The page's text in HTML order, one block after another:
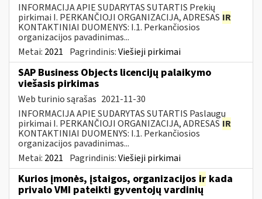
INFORMACIJA APIE SUDARYTAS SUTARTIS Prekių
pirkimai I. PERKANČIOJI ORGANIZACIJA, ADRESAS IR
KONTAKTINIAI DUOMENYS: I.1. Perkančiosios
organizacijos pavadinimas...
Metai: 2021 Pagrindinis:Viešieji pirkimai
SAP Business Objects licencijų palaikymo
viešasis pirkimas
Web turinio sąrašas 2021-11-30
INFORMACIJA APIE SUDARYTAS SUTARTIS Paslaugų
pirkimai I. PERKANČIOJI ORGANIZACIJA, ADRESAS IR
KONTAKTINIAI DUOMENYS: I.1. Perkančiosios
organizacijos pavadinimas...
Metai: 2021 Pagrindinis:Viešieji pirkimai
Kurios įmonės, įstaigos, organizacijos ir kada
privalo VMI pateikti gyventojų vardinių